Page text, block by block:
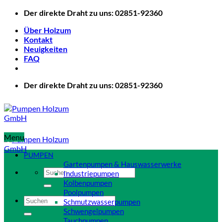
Zum
springen
Der direkte Draht zu uns: 02851-92360
Über Holzum
Kontakt
Neuigkeiten
FAQ
Der direkte Draht zu uns: 02851-92360
Suchen
nach:
Suchen
nach:
Menu
PUMPEN
Gartenpumpen & Hauswasserwerke
Industriepumpen
Kolbenpumpen
Poolpumpen
Schmutzwasserpumpen
Schwengelpumpen